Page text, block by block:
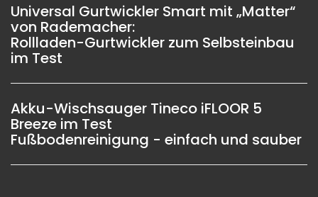
Universal Gurtwickler Smart mit „Matter“
von Rademacher:
Rollladen-Gurtwickler zum Selbsteinbau
im Test
Akku-Wischsauger Tineco iFLOOR 5
Breeze im Test
Fußbodenreinigung - einfach und sauber